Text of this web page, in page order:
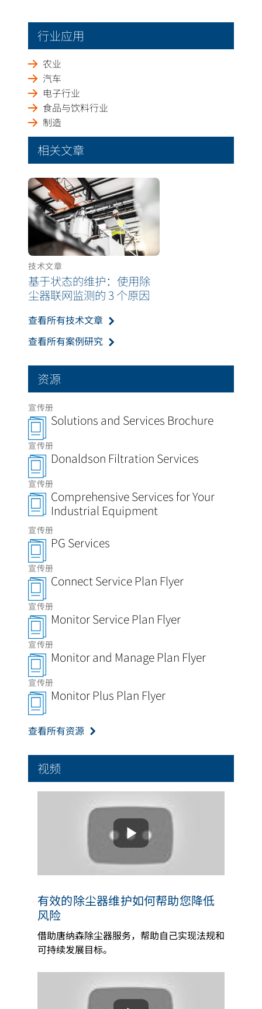
行业应用
农业
汽车
电子行业
食品与饮料行业
制造
相关文章
技术文章
基于状态的维护：使用除
尘器联网监测的 3 个原因
查看所有技术文章
查看所有案例研究
资源
宣传册
Solutions and Services Brochure
宣传册
Donaldson Filtration Services
宣传册
Comprehensive Services for Your
Industrial Equipment
宣传册
PG Services
宣传册
Connect Service Plan Flyer
宣传册
Monitor Service Plan Flyer
宣传册
Monitor and Manage Plan Flyer
宣传册
Monitor Plus Plan Flyer
查看所有资源
视频
有效的除尘器维护如何帮助您降低
风险
借助唐纳森除尘器服务，帮助自己实现法规和
可持续发展目标。